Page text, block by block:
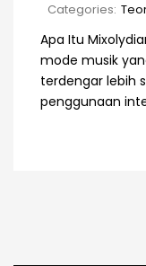
Categories:
Apa Itu
mode musik
terdengar lebih
penggunaan